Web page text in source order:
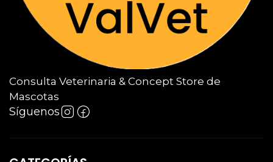
Consulta Veterinaria & Concept Store de
Mascotas
Síguenos